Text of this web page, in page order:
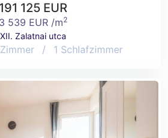
191 125 EUR
3 539 EUR /m2
XII. Zalatnai utca
/ 1 Schlafzimmer